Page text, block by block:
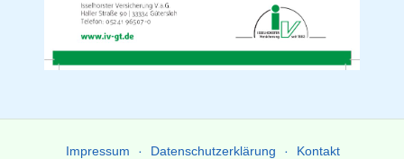
Impressum Datenschutzerklärung Kontakt